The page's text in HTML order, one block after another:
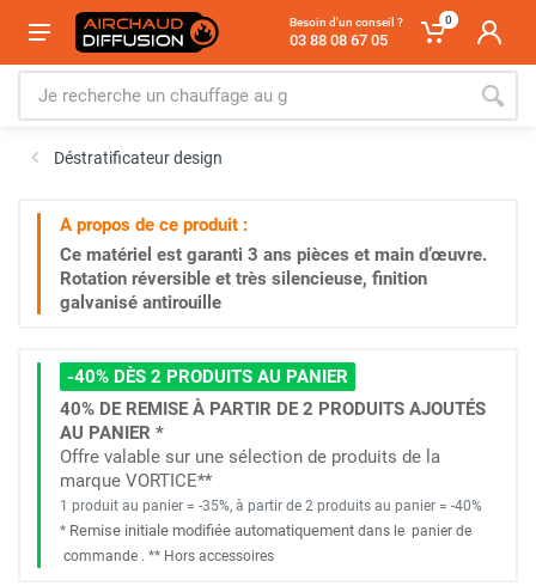
Besoin d'un conseil ?
03 88 08 67 05
0
Déstratificateur design
A propos de ce produit :
Ce matériel est garanti 3 ans pièces et main d’œuvre.
Rotation réversible et très silencieuse, finition
galvanisé antirouille
-40% DÈS 2 PRODUITS AU PANIER
40% DE REMISE À PARTIR DE 2 PRODUITS AJOUTÉS
AU PANIER *
Offre valable sur une sélection de produits de la
marque VORTICE**
1 produit au panier = -35%, à partir de 2 produits au panier = -40%
* Remise initiale modifiée automatiquement dans le panier de
commande . ** Hors accessoires